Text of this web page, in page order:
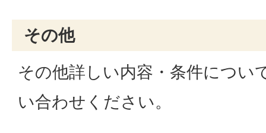
その他
その他詳しい内容・条件につい
い合わせください。